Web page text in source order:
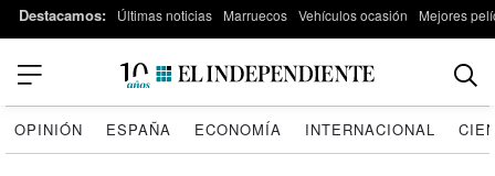
Destacamos: Últimas noticias Marruecos Vehículos ocasión Mejores
OPINIÓN ESPAÑA ECONOMÍA INTERNACIONAL